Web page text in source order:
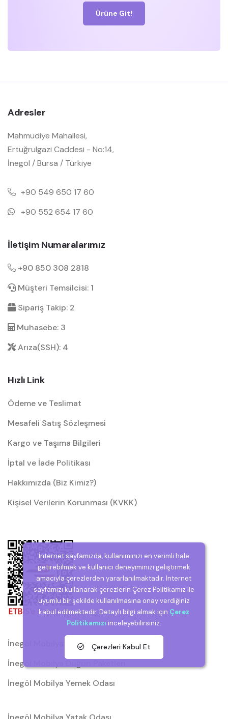
Ürüne Git!
Adresler
Mahmudiye Mahallesi,
Ertuğrulgazi Caddesi - No:14,
İnegöl / Bursa / Türkiye
+90 549 650 17 60
+90 552 654 17 60
İletişim Numaralarımız
+90 850 308 2818
Müşteri Temsilcisi: 1
Sipariş Takip: 2
Muhasebe: 3
Arıza(SSH): 4
Hızlı Link
Ödeme ve Teslimat
Mesafeli Satış Sözleşmesi
Kargo ve Taşıma Bilgileri
İptal ve İade Politikası
Hakkımızda (Biz Kimiz?)
Kişisel Verilerin Korunması (KVKK)
İnegöl Mobilya
İnegöl Mobilya Düğün Paketleri
İnegöl Mobilya Yemek Odası
İnternet sayfamızda, kullanımınızı en verimli hale
getirebilmek ve kullanıcı deneyiminizi geliştirmek
amacıyla çerezlerden yararlanılmaktadır. İnternet
sayfamızı kullanarak çerezlerin Çerez Politikamız ile
uyumlu bir şekilde kullanılmasına onay verdiğiniz
kabul edilmektedir. Detaylı bilgi almak için Çerez
Politikamızı inceleyebilirsiniz.
Çerezleri Kabul Et